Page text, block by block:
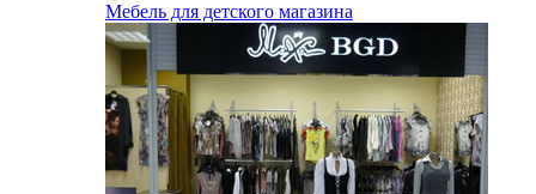
Мебель для детского магазина